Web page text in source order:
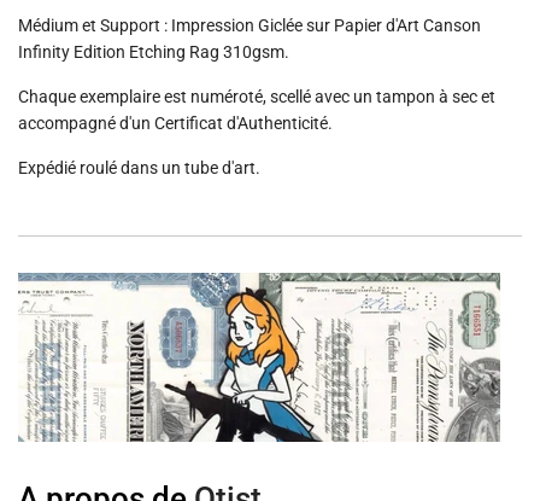
m
e
t
.
Médium et Support : Impression Giclée sur Papier d'Art Canson
Infinity Edition Etching Rag 310gsm.
Chaque exemplaire est numéroté, scellé avec un tampon à sec et
accompagné d'un Certificat d'Authenticité.
Expédié roulé dans un tube d'art.